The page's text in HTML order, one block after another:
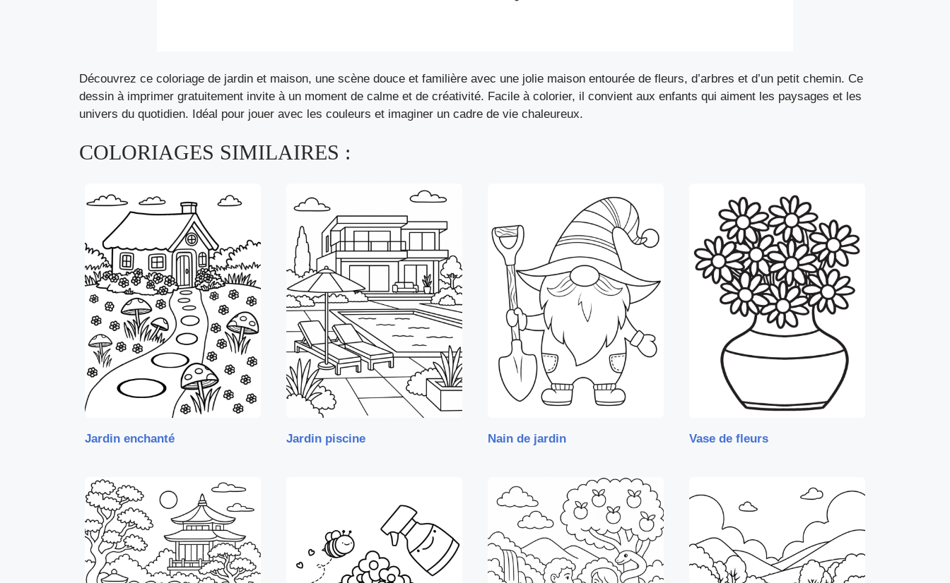
Découvrez ce coloriage de jardin et maison, une scène douce et familière avec une jolie maison entourée de fleurs, d’arbres et d’un petit chemin. Ce
dessin à imprimer gratuitement invite à un moment de calme et de créativité. Facile à colorier, il convient aux enfants qui aiment les paysages et les
univers du quotidien. Idéal pour jouer avec les couleurs et imaginer un cadre de vie chaleureux.
COLORIAGES SIMILAIRES :
Jardin enchanté Jardin piscine Nain de jardin Vase de fleurs